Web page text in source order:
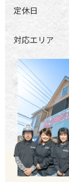
定休日
対応エリア